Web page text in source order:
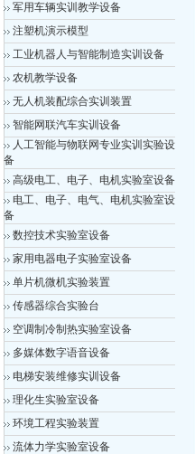
军用车辆实训教学设备
注塑机演示模型
工业机器人与智能制造实训设备
农机教学设备
无人机装配综合实训装置
智能网联汽车实训设备
人工智能与物联网专业实训实验设
备
高级电工、电子、电机实验室设备
电工、电子、电气、电机实验室设
备
数控技术实验室设备
家用电器电子实验室设备
单片机微机实验装置
传感器综合实验台
空调制冷制热实验室设备
多媒体数字语音设备
电梯安装维修实训设备
理化生实验室设备
环境工程实验装置
流体力学实验室设备